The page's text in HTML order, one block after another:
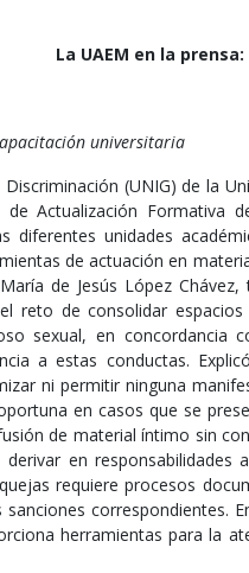
La UAEM en la prensa:
universitaria
(UNIG) de la
Actualización Formativa
diferentes unidades
de actuación en
de Jesús López
reto de consolidar
sexual, en concordancia
a estas conductas.
ni permitir ninguna
en casos que se
de material íntimo sin
en responsabilidades
requiere procesos
correspondientes.
herramientas para la